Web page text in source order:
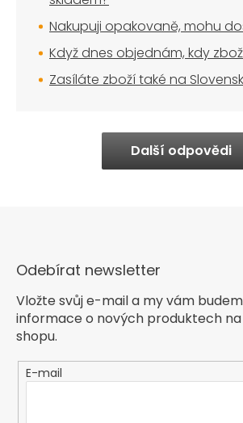
Nakupuji opakovaně, mohu
Když dnes objednám, kdy
Zasíláte zboží také na
Další odpovědi
Odebírat newsletter
Vložte svůj e-mail a my vám
informace o nových produktech
shopu.
E-mail